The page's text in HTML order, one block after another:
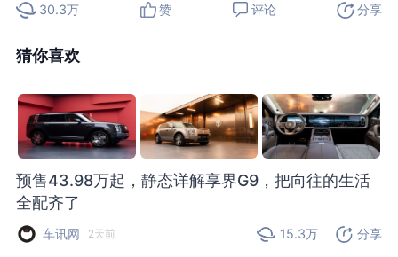
30.3万 赞 评论 分享
猜你喜欢
预售43.98万起，静态详解享界G9，把向往的生活
全配齐了
车讯网 2天前 15.3万 分享